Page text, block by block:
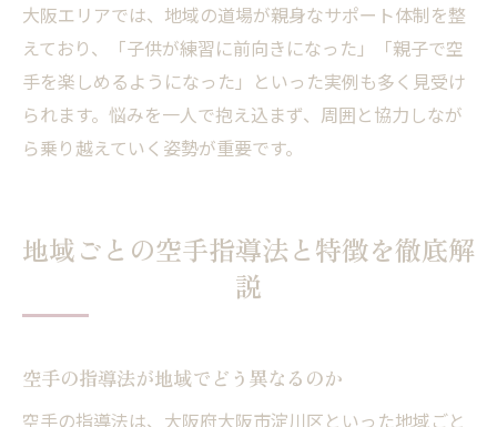
大阪エリアでは、地域の道場が親身なサポート体制を整
えており、「子供が練習に前向きになった」「親子で空
手を楽しめるようになった」といった実例も多く見受け
られます。悩みを一人で抱え込まず、周囲と協力しなが
ら乗り越えていく姿勢が重要です。
地域ごとの空手指導法と特徴を徹底解
説
空手の指導法が地域でどう異なるのか
空手の指導法は、大阪府大阪市淀川区といった地域ごと